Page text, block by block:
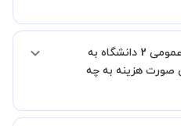
آیا امکان برگزاری کلاس فیزیک عمومی 2 دانشگاه به
صورت هزینه به چه